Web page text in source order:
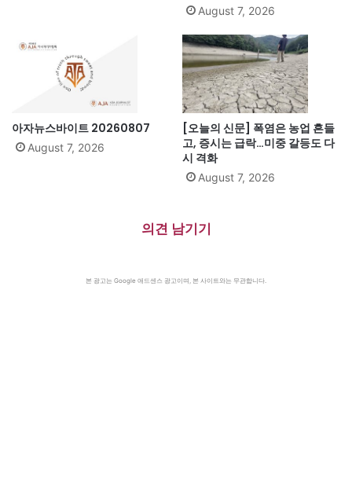
August 7, 2026
아자뉴스바이트 20260807
August 7, 2026
[오늘의 신문] 폭염은 농업 흔들
고, 증시는 급락…미중 갈등도 다
시 격화
August 7, 2026
의견 남기기
본 광고는 Google 애드센스 광고이며, 본 사이트와는 무관합니다.